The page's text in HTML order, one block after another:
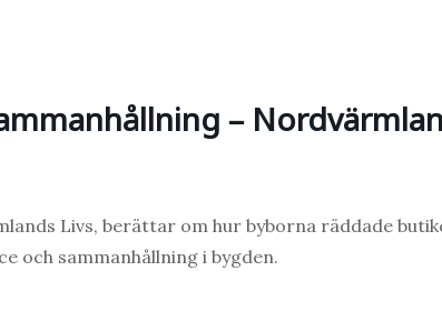
–
Livs, berättar om hur byborna räddade
och sammanhållning i bygden.